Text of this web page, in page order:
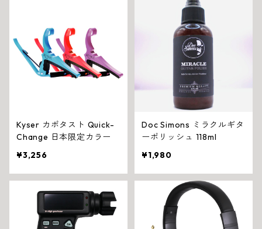
Kyser カポタスト Quick-
Change 日本限定カラー
¥3,256
Doc Simons ミラクルギタ
ーポリッシュ 118ml
¥1,980